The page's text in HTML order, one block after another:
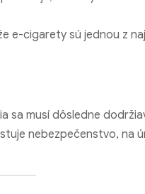
e-cigarety sú jednou z
sa musí dôsledne
nebezpečenstvo, na